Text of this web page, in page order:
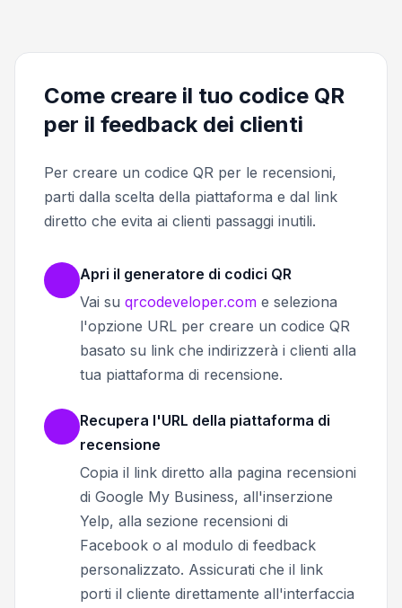
Come creare il tuo codice QR
per il feedback dei clienti
Per creare un codice QR per le recensioni,
parti dalla scelta della piattaforma e dal link
diretto che evita ai clienti passaggi inutili.
Apri il generatore di codici QR
Vai su qrcodeveloper.com e seleziona
l'opzione URL per creare un codice QR
basato su link che indirizzerà i clienti alla
tua piattaforma di recensione.
Recupera l'URL della piattaforma di
recensione
Copia il link diretto alla pagina recensioni
di Google My Business, all'inserzione
Yelp, alla sezione recensioni di
Facebook o al modulo di feedback
personalizzato. Assicurati che il link
porti il cliente direttamente all'interfaccia